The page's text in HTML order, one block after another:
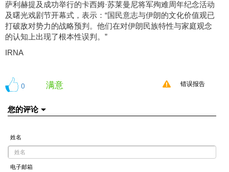
萨利赫提及成功举行的卡西姆·苏莱曼尼将军殉难周年纪念活动
及曙光戏剧节开幕式，表示：“国民意志与伊朗的文化价值观已
打破敌对势力的战略预判。他们在对伊朗民族特性与家庭观念
的认知上出现了根本性误判。”
IRNA
0 满意 错误报告
您的评论
姓名
电子邮箱